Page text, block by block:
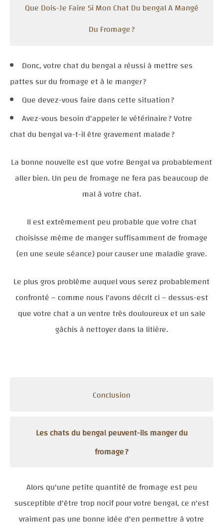
Que Dois-Je Faire Si Mon Chat Du bengal A Mangé
Du Fromage ?
Donc, votre chat du bengal a réussi à mettre ses
pattes sur du fromage et à le manger ?
Que devez-vous faire dans cette situation ?
Avez-vous besoin d'appeler le vétérinaire ? Votre
chat du bengal va-t-il être gravement malade ?
La bonne nouvelle est que votre Bengal va probablement
aller bien. Un peu de fromage ne fera pas beaucoup de
mal à votre chat.
Il est extrêmement peu probable que votre chat
choisisse même de manger suffisamment de fromage
(en une seule séance) pour causer une maladie grave.
Le plus gros problème auquel vous serez probablement
confronté – comme nous l'avons décrit ci – dessus-est
que votre chat a un ventre très douloureux et un sale
gâchis à nettoyer dans la litière.
Conclusion
Les chats du bengal peuvent-ils manger du
fromage ?
Alors qu'une petite quantité de fromage est peu
susceptible d'être trop nocif pour votre bengal, ce n'est
vraiment pas une bonne idée d'en permettre à votre